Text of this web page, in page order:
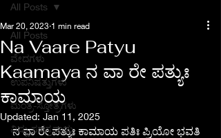
All Posts
ವೇದಗಳು
ಉಪನಿಷತ್ತುಗಳು
ಮಂತ್ರ-ಸ್ತೋತ್ರಗಳು
ವಿಷ್ಣು ಸಹಸ್ರನಾಮ
All Posts
Na Vaare Patyu
Kaamaya ನ ವಾ ರೇ ಪತ್ಯುಃ
ಕಾಮಾಯ
Mar 20, 2023 1 min read
Updated: Jan 11, 2025
ನ ವಾ ರೇ ಪತ್ಯುಃ ಕಾಮಾಯ ಪತಿಃ ಪ್ರಿಯೋ ಭವತಿ